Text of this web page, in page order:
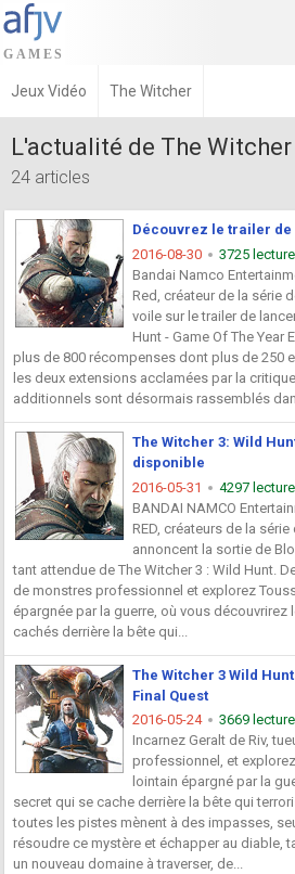
Jeux Vidéo The Witcher
L'actualité de The Witcher
24 articles
Découvrez le trailer
2016-08-30
3725
Bandai Namco
Red, créateur de la série
voile sur le trailer de
Hunt - Game Of The Year
plus de 800 récompenses dont plus de 250
les deux extensions acclamées par la
additionnels sont désormais rassemblés
The Witcher 3: Wild
disponible
2016-05-31
4297
BANDAI NAMCO
RED, créateurs de la série
annoncent la sortie de
tant attendue de The Witcher 3 : Wild Hunt.
de monstres professionnel et explorez
épargnée par la guerre, où vous découvrirez
cachés derrière la bête qui...
The Witcher 3 Wild
Final Quest
2016-05-24
3669
Incarnez Geralt de Riv,
professionnel, et
lointain épargné par la
secret qui se cache derrière la bête qui
toutes les pistes mènent à des impasses,
résoudre ce mystère et échapper au diable,
un nouveau domaine à traverser, de...